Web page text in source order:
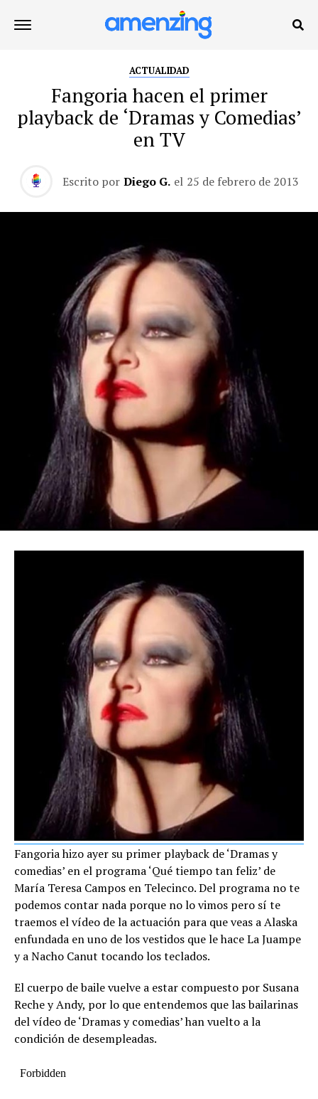
ACTUALIDAD
Fangoria hacen el primer
playback de ‘Dramas y Comedias’
en TV
Escrito por Diego G. el 25 de febrero de 2013
Fangoria hizo ayer su primer playback de ‘Dramas y
comedias’ en el programa ‘Qué tiempo tan feliz’ de
María Teresa Campos en Telecinco. Del programa no te
podemos contar nada porque no lo vimos pero sí te
traemos el vídeo de la actuación para que veas a Alaska
enfundada en uno de los vestidos que le hace La Juampe
y a Nacho Canut tocando los teclados.
El cuerpo de baile vuelve a estar compuesto por Susana
Reche y Andy, por lo que entendemos que las bailarinas
del vídeo de ‘Dramas y comedias’ han vuelto a la
condición de desempleadas.